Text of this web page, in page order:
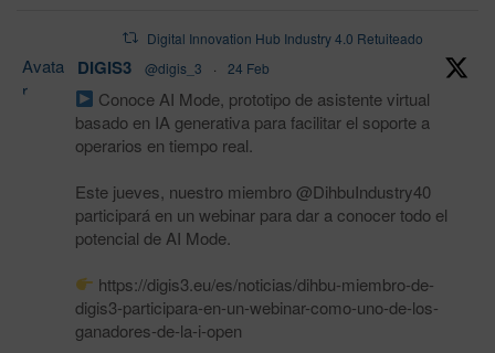
Digital Innovation Hub Industry 4.0 Retuiteado
Avata
r
DIGIS3 @digis_3 · 24 Feb
Conoce AI Mode, prototipo de asistente virtual
basado en IA generativa para facilitar el soporte a
operarios en tiempo real.
Este jueves, nuestro miembro @DihbuIndustry40
participará en un webinar para dar a conocer todo el
potencial de AI Mode.
https://digis3.eu/es/noticias/dihbu-miembro-de-
digis3-participara-en-un-webinar-como-uno-de-los-
ganadores-de-la-i-open